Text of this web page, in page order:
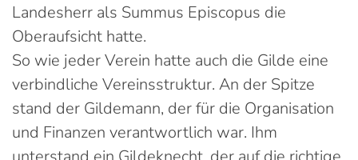
Landesherr als Summus Episcopus die
Oberaufsicht hatte.
So wie jeder Verein hatte auch die Gilde eine
verbindliche Vereinsstruktur. An der Spitze
stand der Gildemann, der für die Organisation
und Finanzen verantwortlich war. Ihm